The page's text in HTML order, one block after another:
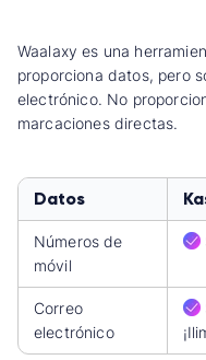
Waalaxy es una
proporciona datos, pero
electrónico. No
marcaciones directas.
Datos
Números de
móvil
Correo
electrónico